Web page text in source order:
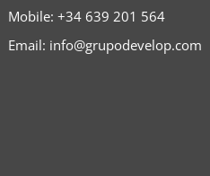
Mobile:+34 639 201 564
Email: info@grupodevelop.com